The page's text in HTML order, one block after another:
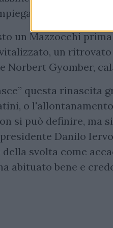
sia in positivo
un Mazzocchi
un
Norbert Gyomber,
questa
o
si può definire, ma
Danilo
svolta come
abituato bene e